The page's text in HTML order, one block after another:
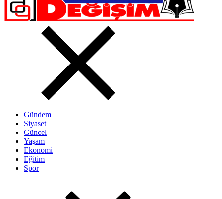
Gündem
Siyaset
Güncel
Yaşam
Ekonomi
Eğitim
Spor